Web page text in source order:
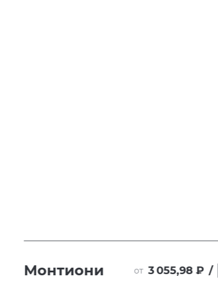
Монтиони от 3 055,98 ₽ /